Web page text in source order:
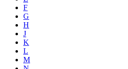
F
G
H
J
K
L
M